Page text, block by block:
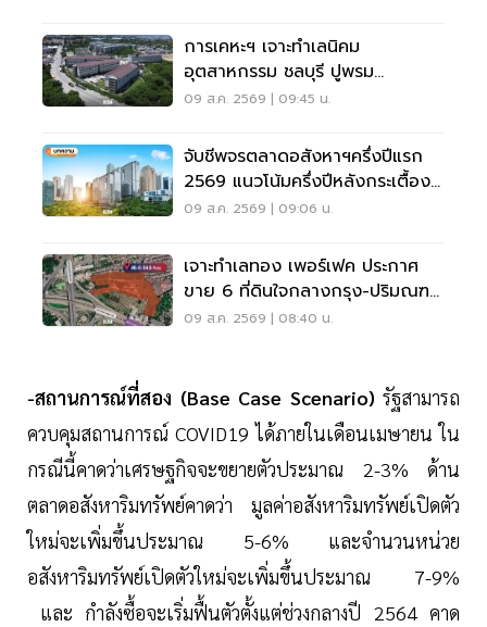
การเคหะฯ เจาะทำเลนิคม
อุตสาหกรรม ชลบุรี ปูพรม
46โครงการที่อยู่อาศัยรับEECบูม
09 ส.ค. 2569 | 09:45 น.
จับชีพจรตลาดอสังหาฯครึ่งปีแรก
2569 แนวโน้มครึ่งปีหลังกระเตื้อง
หรือทรุด
09 ส.ค. 2569 | 09:06 น.
เจาะทำเลทอง เพอร์เฟค ประกาศ
ขาย 6 ที่ดินใจกลางกรุง-ปริมณฑล
160 ไร่ 5,370ล้าน
09 ส.ค. 2569 | 08:40 น.
-สถานการณ์ที่สอง (Base Case Scenario) รัฐสามารถ
ควบคุมสถานการณ์ COVID19 ได้ภายในเดือนเมษายน ใน
กรณีนี้คาดว่าเศรษฐกิจจะขยายตัวประมาณ 2-3% ด้าน
ตลาดอสังหาริมทรัพย์คาดว่า มูลค่าอสังหาริมทรัพย์เปิดตัว
ใหม่จะเพิ่มขึ้นประมาณ 5-6% และจำนวนหน่วย
อสังหาริมทรัพย์เปิดตัวใหม่จะเพิ่มขึ้นประมาณ 7-9%
และ กำลังซื้อจะเริ่มฟื้นตัวตั้งแต่ช่วงกลางปี 2564 คาด